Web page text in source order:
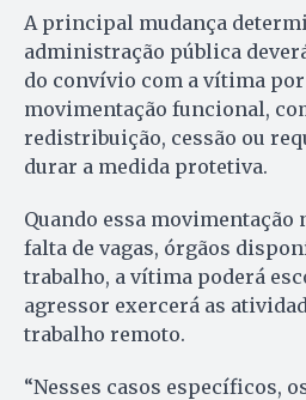
A principal mudança
administração pública
do convívio com a vítima por
movimentação funcional,
redistribuição, cessão ou
durar a medida protetiva.
Quando essa
falta de vagas, órgãos
trabalho, a vítima poderá
agressor exercerá as
trabalho remoto.
“Nesses casos específicos,